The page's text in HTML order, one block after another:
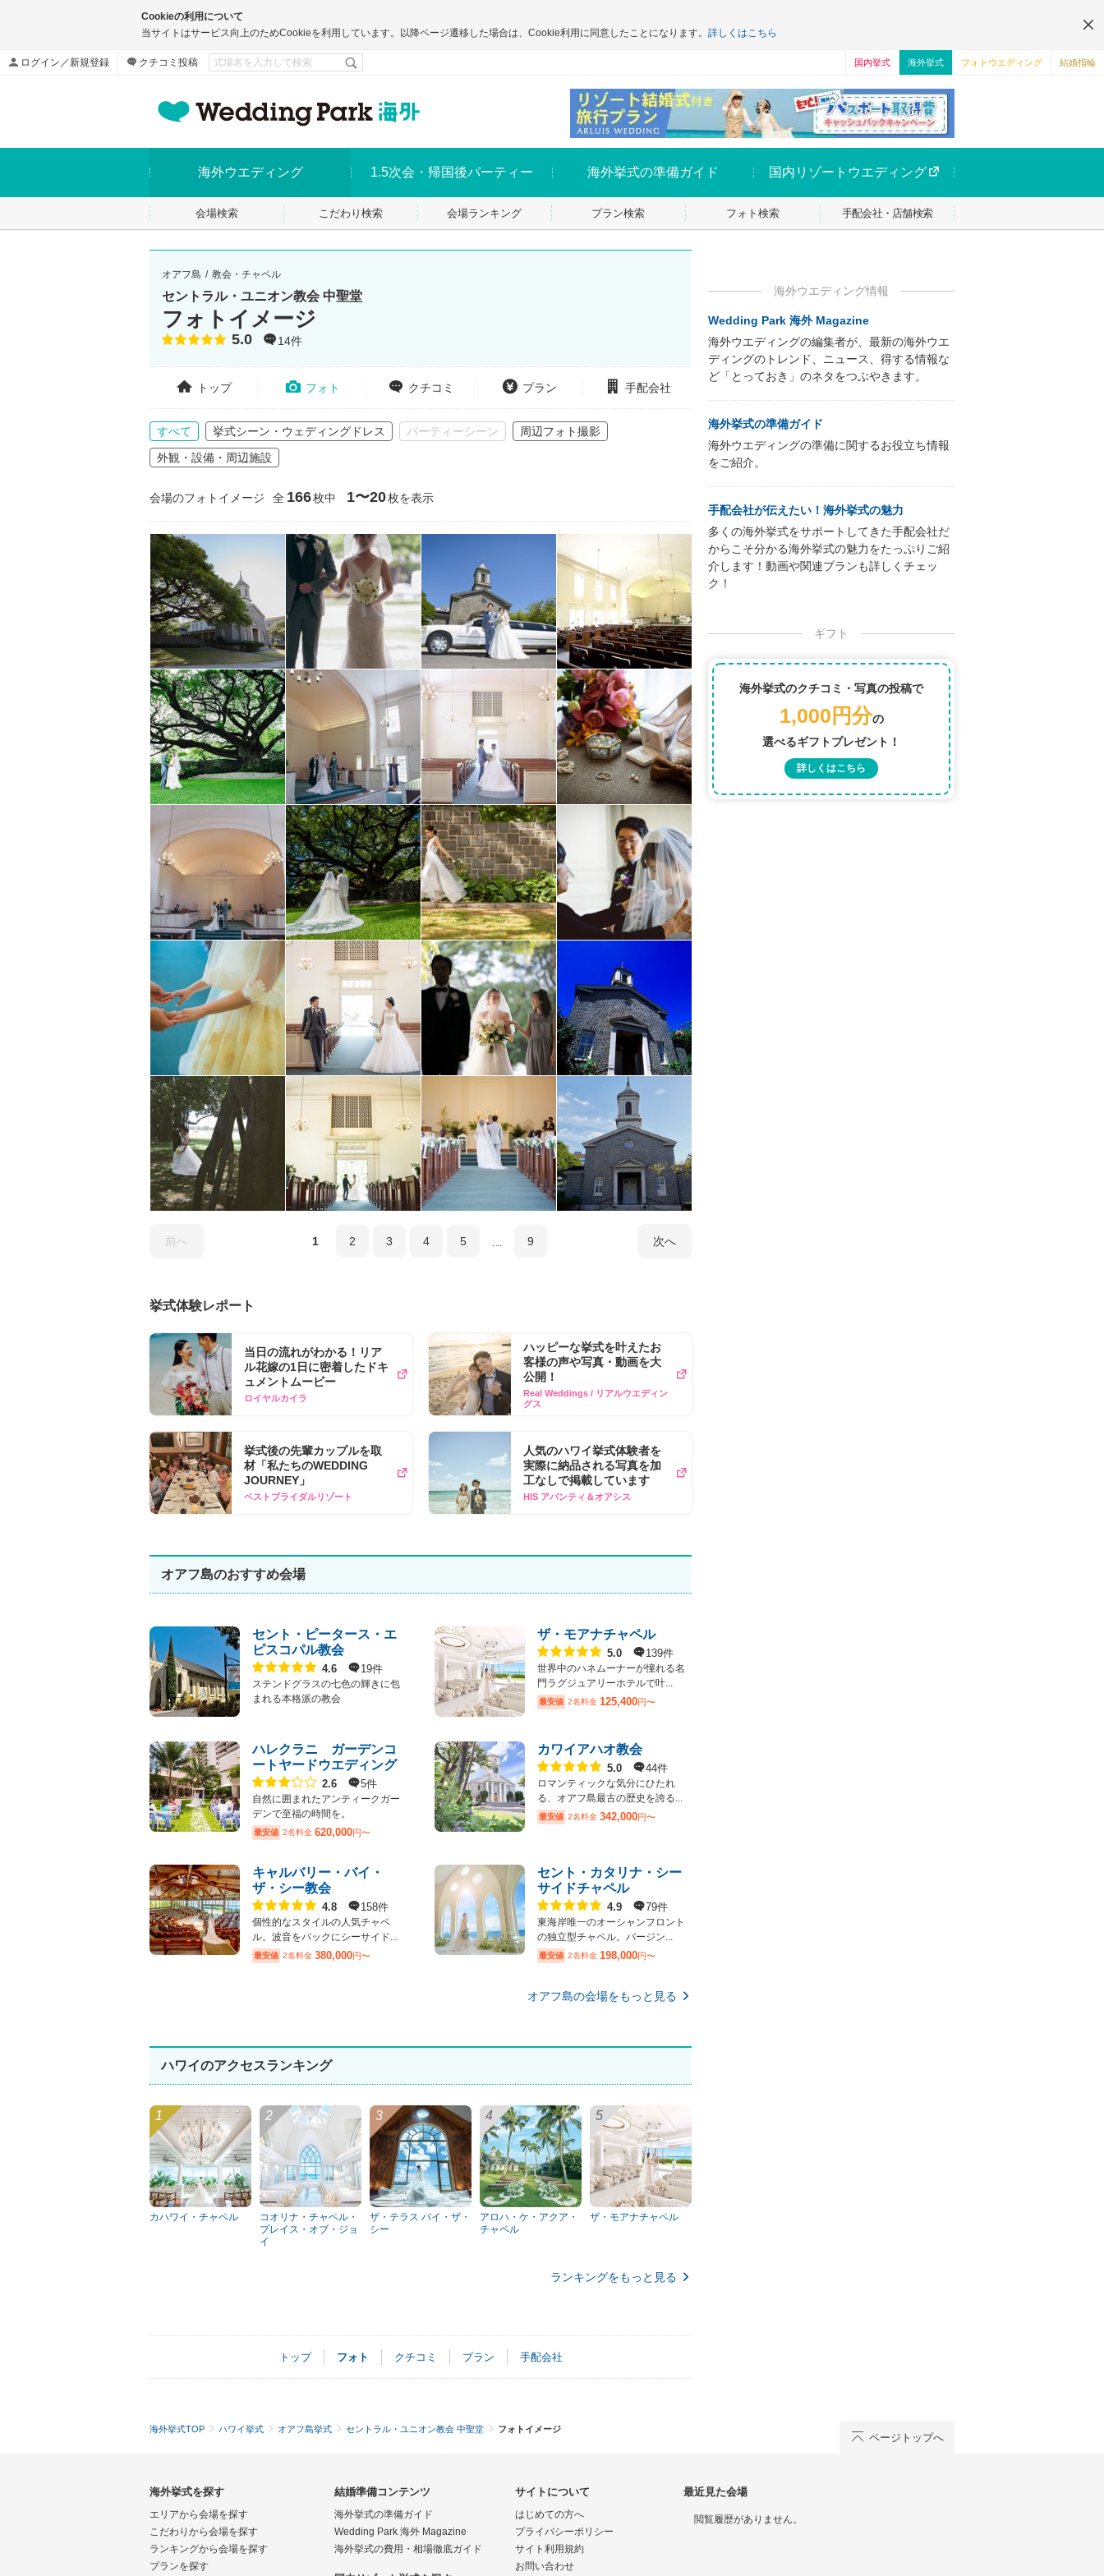
Cookieの利用について
当サイトはサービス向上のためCookieを利用しています。以降ページ遷移した場合は、Cookie利用に同意したことになります。 詳しくはこちら
ログイン／新規登録 クチコミ投稿 国内挙式 海外挙式 フォトウエディング 結婚指輪
海外ウエディング 1.5次会・帰国後パーティー 海外挙式の準備ガイド 国内リゾートウエディング
会場検索 こだわり検索 会場ランキング プラン検索 フォト検索 手配会社・店舗検索
オアフ島 教会・チャペル
セントラル・ユニオン教会 中聖堂
フォトイメージ
点数
5.0 14件
トップ フォト クチコミ プラン 手配会社
すべて 挙式シーン・ウェディングドレス パーティーシーン
周辺フォト撮影
外観・設備・周辺施設
会場のフォトイメージ 全 166枚中 1〜20枚を表示
前へ 1 2 3 4 5 9 次へ
挙式体験レポート
当日の流れがわかる！リア
ル花嫁の1日に密着したドキ
ュメントムービー
ロイヤルカイラ
ハッピーな挙式を叶えたお
客様の声や写真​・動画を​大
公開！
Real Weddings / リアルウエディン
グス
挙式後の先輩カップルを取
材「私たちのWEDDING
JOURNEY」
ベストブライダルリゾート
人気のハワイ挙式体験者を
実際に納品される写真を加
工なしで掲載しています
HIS アバンティ＆オアシス
オアフ島のおすすめ会場
セント・ピータース・エ
ピスコパル教会
点数
4.6 19件
ステンドグラスの七色の輝きに包
まれる本格派の教会
ザ・モアナチャペル
点数
5.0 139件
世界中のハネムーナーが憧れる名
門ラグジュアリーホテルで叶...
最安値 2名料金 125,400円〜
ハレクラニ ガーデンコ
ートヤードウエディング
点数
2.6 5件
自然に囲まれたアンティークガー
デンで至福の時間を。
最安値 2名料金 620,000円〜
カワイアハオ教会
点数
5.0 44件
ロマンティックな気分にひたれ
る、オアフ島最古の歴史を誇る...
最安値 2名料金 342,000円〜
キャルバリー・バイ・
ザ・シー教会
点数
4.8 158件
個性的なスタイルの人気チャペ
ル。波音をバックにシーサイド...
最安値 2名料金 380,000円〜
セント・カタリナ・シー
サイドチャペル
点数
4.9 79件
東海岸唯一のオーシャンフロント
の独立型チャペル。バージン...
最安値 2名料金 198,000円〜
オアフ島の会場をもっと見る
ハワイのアクセスランキング
カハワイ・チャペル
コオリナ・チャペル・
プレイス・オブ・ジョ
イ
ザ・テラス バイ・ザ・
シー
アロハ・ケ・アクア・
チャペル
ザ・モアナチャペル
ランキングをもっと見る
トップ フォト クチコミ プラン 手配会社
海外ウエディング情報
Wedding Park 海外 Magazine
海外ウエディングの編集者が、最新の海外ウエ
ディングのトレンド、ニュース、得する情報な
ど「とっておき」のネタをつぶやきます。
海外挙式の準備ガイド
海外ウエディングの準備に関するお役立ち情報
をご紹介。
手配会社が伝えたい！海外挙式の魅力
多くの海外挙式をサポートしてきた手配会社だ
からこそ分かる海外挙式の魅力をたっぷりご紹
介します！動画や関連プランも詳しくチェッ
ク！
ギフト
海外挙式のクチコミ・写真の投稿で
1,000円分の
選べるギフトプレゼント！
詳しくはこちら
海外挙式TOP ハワイ挙式 オアフ島挙式 セントラル・ユニオン教会 中聖堂 フォトイメージ
海外挙式を探す
エリアから会場を探す
こだわりから会場を探す
ランキングから会場を探す
プランを探す
結婚準備コンテンツ
海外挙式の準備ガイド
Wedding Park 海外 Magazine
海外挙式の費用・相場徹底ガイド
サイトについて
はじめての方へ
プライバシーポリシー
サイト利用規約
お問い合わせ
最近見た会場
閲覧履歴がありません。
ページトップへ